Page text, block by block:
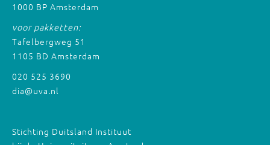
1000 BP Amsterdam
voor pakketten:
Tafelbergweg 51
1105 BD Amsterdam
020 525 3690
dia@uva.nl
Stichting Duitsland Instituut